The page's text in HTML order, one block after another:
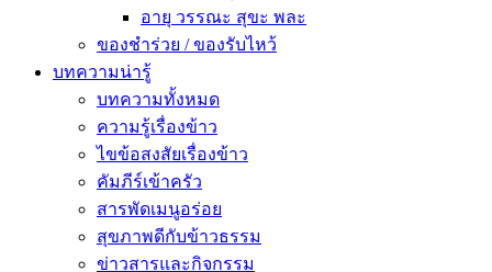
อายุ วรรณะ สุขะ พละ
ของชำร่วย / ของรับไหว้
บทความน่ารู้
บทความทั้งหมด
ความรู้เรื่องข้าว
ไขข้อสงสัยเรื่องข้าว
คัมภีร์เข้าครัว
สารพัดเมนูอร่อย
สุขภาพดีกับข้าวธรรม
ข่าวสารและกิจกรรม